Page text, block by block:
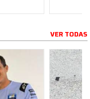
VER TODAS